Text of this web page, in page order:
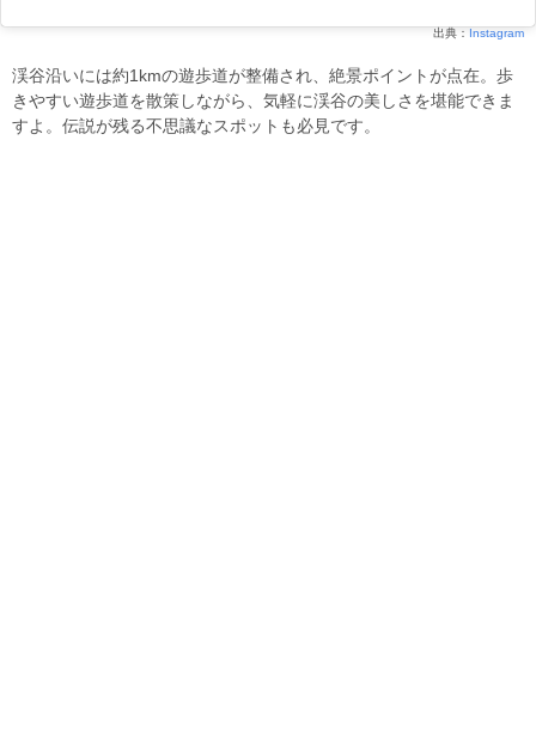
出典： Instagram
渓谷沿いには約1kmの遊歩道が整備され、絶景ポイントが点在。歩
きやすい遊歩道を散策しながら、気軽に渓谷の美しさを堪能できま
すよ。伝説が残る不思議なスポットも必見です。